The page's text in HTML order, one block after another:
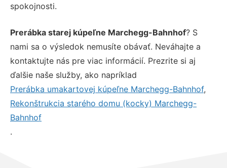
spokojnosti.
Prerábka starej kúpeľne Marchegg-Bahnhof? S
nami sa o výsledok nemusíte obávať. Neváhajte a
kontaktujte nás pre viac informácií. Prezrite si aj
ďalšie naše služby, ako napríklad
Prerábka umakartovej kúpeľne Marchegg-Bahnhof,
Rekonštrukcia starého domu (kocky) Marchegg-
Bahnhof
.